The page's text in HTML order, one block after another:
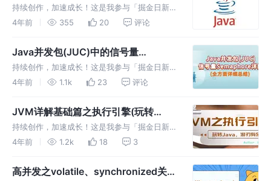
持续创作，加速成长！这是我参与「掘金日新计
划 · 6 月更文挑战」的第7天，点击查看活动详
用、弱引用、虚引用这四个概念。 这里先介绍
4年前 355 20 评论
Java并发包(JUC)中的信号量
Semaphore详解，深入浅出
Semaphore
持续创作，加速成长！这是我参与「掘金日新计
划 · 6 月更文挑战」的第5天，点击查看活动详
么 Semaphore也叫信号量，在JDK1.
4年前 1.1k 23 评论
JVM详解基础篇之执行引擎(玩转
Java，游刃有余)
持续创作，加速成长！这是我参与「掘金日新计
划 · 6 月更文挑战」的第3天，点击查看活动详
之一。 JVM的主要任务是负责装载字节码到其
4年前 1.2k 18 3
高并发之volatile、synchronized关键